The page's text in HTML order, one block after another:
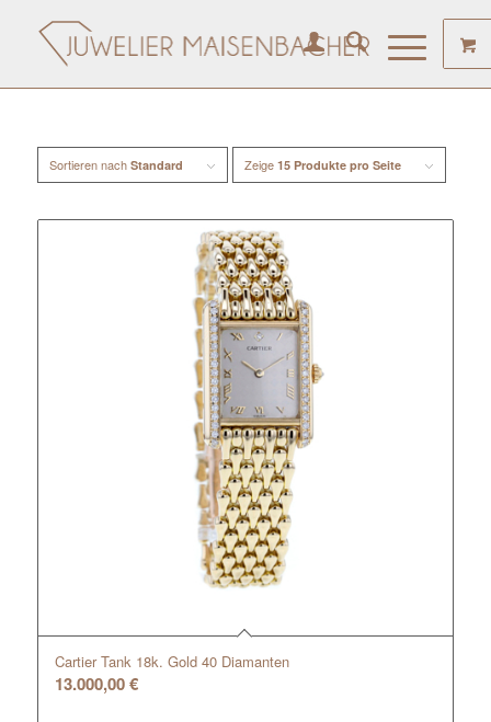
Sortieren nach Standard Zeige 15 Produkte pro Seite
Cartier Tank 18k. Gold 40 Diamanten
13.000,00€